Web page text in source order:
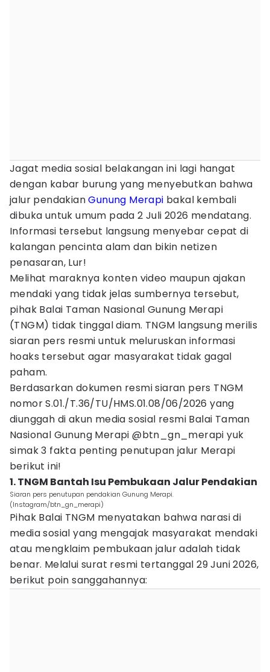
Jagat media sosial belakangan ini lagi hangat
dengan kabar burung yang menyebutkan bahwa
jalur pendakianGunung Merapi bakal kembali
dibuka untuk umum pada 2 Juli 2026 mendatang.
Informasi tersebut langsung menyebar cepat di
kalangan pencinta alam dan bikin netizen
penasaran, Lur!
Melihat maraknya konten video maupun ajakan
mendaki yang tidak jelas sumbernya tersebut,
pihak Balai Taman Nasional Gunung Merapi
(TNGM) tidak tinggal diam. TNGM langsung merilis
siaran pers resmi untuk meluruskan informasi
hoaks tersebut agar masyarakat tidak gagal
paham.
Berdasarkan dokumen resmi siaran pers TNGM
nomor S.01./T.36/TU/HMS.01.08/06/2026 yang
diunggah di akun media sosial resmi Balai Taman
Nasional Gunung Merapi @btn_gn_merapi yuk
simak 3 fakta penting penutupan jalur Merapi
berikut ini!
1. TNGM Bantah Isu Pembukaan Jalur Pendakian
Siaran pers penutupan pendakian Gunung Merapi.
(Instagram/btn_gn_merapi)
Pihak Balai TNGM menyatakan bahwa narasi di
media sosial yang mengajak masyarakat mendaki
atau mengklaim pembukaan jalur adalah tidak
benar. Melalui surat resmi tertanggal 29 Juni 2026,
berikut poin sanggahannya: